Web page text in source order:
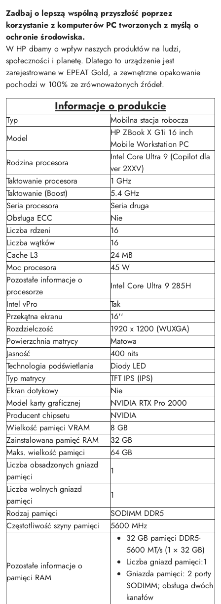
Zadbaj o lepszą wspólną przyszłość poprzez
korzystanie z komputerów PC tworzonych z myślą o
ochronie środowiska.
W HP dbamy o wpływ naszych produktów na ludzi,
społeczności i planetę. Dlatego to urządzenie jest
zarejestrowane w EPEAT Gold, a zewnętrzne opakowanie
pochodzi w 100% ze zrównoważonych źródeł.
Informacje o produkcie
Typ
Mobilna stacja robocza
Model
HP ZBook X G1i 16 inch
Mobile Workstation PC
Rodzina procesora
Intel Core Ultra 9 (Copilot dla
ver 2XXV)
Taktowanie procesora
1 GHz
Taktowanie (Boost)
5.4 GHz
Seria procesora
Seria druga
Obsługa ECC
Nie
Liczba rdzeni
16
Liczba wątków
16
Cache L3
24 MB
Moc procesora
45 W
Pozostałe informacje o
procesorze
Intel Core Ultra 9 285H
Intel vPro
Tak
Przekątna ekranu
16''
Rozdzielczość
1920 x 1200 (WUXGA)
Powierzchnia matrycy
Matowa
Jasność
400 nits
Technologia podświetlania
Diody LED
Typ matrycy
TFT IPS (IPS)
Ekran dotykowy
Nie
Model karty graficznej
NVIDIA RTX Pro 2000
Producent chipsetu
NVIDIA
Wielkość pamięci VRAM
8 GB
Zainstalowana pamięć RAM
32 GB
Maks. wielkość pamięci
64 GB
Liczba obsadzonych gniazd
pamięci
1
Liczba wolnych gniazd
pamięci
1
Rodzaj pamięci
SODIMM DDR5
Częstotliwość szyny pamięci
5600 MHz
Pozostałe informacje o
pamięci RAM
32 GB pamięci DDR5-
5600 MT/s (1 × 32 GB)
Liczba gniazd pamięci:1
Gniazda pamięci: 2 porty
SODIMM; obsługa dwóch
kanałów